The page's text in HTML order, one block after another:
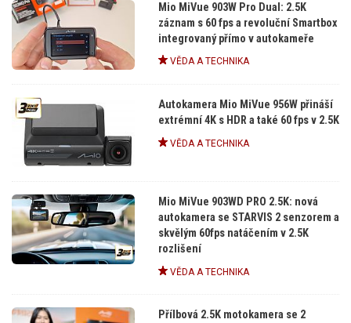
Mio MiVue 903W Pro Dual: 2.5K
záznam s 60 fps a revoluční Smartbox
integrovaný přímo v autokameře
VĚDA A TECHNIKA
Autokamera Mio MiVue 956W přináší
extrémní 4K s HDR a také 60 fps v 2.5K
VĚDA A TECHNIKA
Mio MiVue 903WD PRO 2.5K: nová
autokamera se STARVIS 2 senzorem a
skvělým 60fps natáčením v 2.5K
rozlišení
VĚDA A TECHNIKA
Přílbová 2.5K motokamera se 2